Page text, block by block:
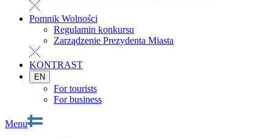
Pomnik Wolności
Regulamin konkursu
Zarządzenie Prezydenta Miasta
KONTRAST
EN
For tourists
For business
Menu